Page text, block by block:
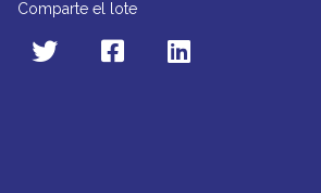
Comparte el lote